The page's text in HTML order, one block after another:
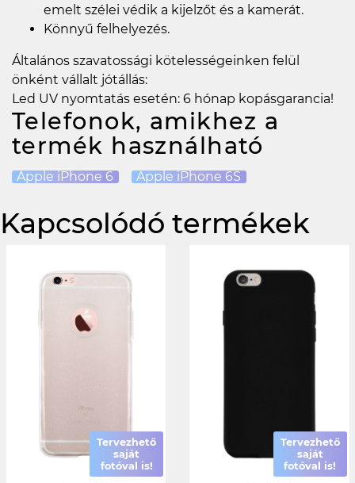
emelt szélei védik a kijelzőt és a kamerát.
Könnyű felhelyezés.
Általános szavatossági kötelességeinken felül
önként vállalt jótállás:
Led UV nyomtatás esetén: 6 hónap kopásgarancia!
Telefonok, amikhez a
termék használható
Apple iPhone 6 Apple iPhone 6S
Kapcsolódó termékek
Tervezhető
saját
fotóval is!
Tervezhető
saját
fotóval is!